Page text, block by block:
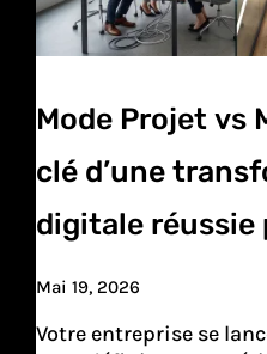
Mode Projet vs
clé d’une
digitale réussie
Mai 19, 2026
Votre entreprise se